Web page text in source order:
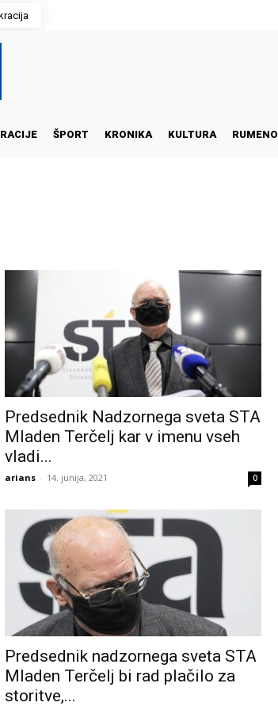
ŠPORT KRONIKA KULTURA RUMENO
Predsednik Nadzornega sveta STA
Mladen Terčelj kar v imenu vseh
vladi...
arians - 14. junija, 2021 0
Predsednik nadzornega sveta STA
Mladen Terčelj bi rad plačilo za
storitve,...